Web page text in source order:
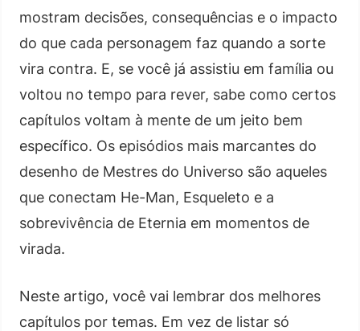
mostram decisões, consequências e o impacto
do que cada personagem faz quando a sorte
vira contra. E, se você já assistiu em família ou
voltou no tempo para rever, sabe como certos
capítulos voltam à mente de um jeito bem
específico. Os episódios mais marcantes do
desenho de Mestres do Universo são aqueles
que conectam He-Man, Esqueleto e a
sobrevivência de Eternia em momentos de
virada.
Neste artigo, você vai lembrar dos melhores
capítulos por temas. Em vez de listar só